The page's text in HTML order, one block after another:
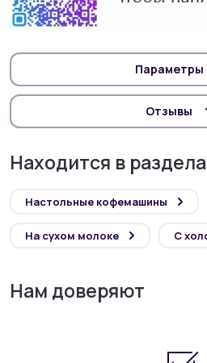
Параметры
Отзывы
Находится в
Настольные кофемашины
На сухом молоке С
Нам доверяют